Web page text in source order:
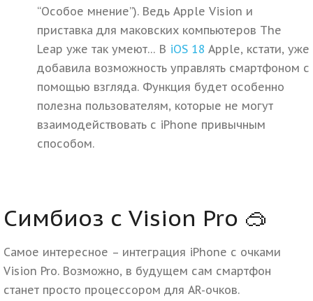
“Особое мнение”). Ведь Apple Vision и
приставка для маковских компьютеров The
Leap уже так умеют… В iOS 18 Apple, кстати, уже
добавила возможность управлять смартфоном с
помощью взгляда. Функция будет особенно
полезна пользователям, которые не могут
взаимодействовать с iPhone привычным
способом.
Симбиоз с Vision Pro 🥽
Самое интересное – интеграция iPhone с очками
Vision Pro. Возможно, в будущем сам смартфон
станет просто процессором для AR-очков.